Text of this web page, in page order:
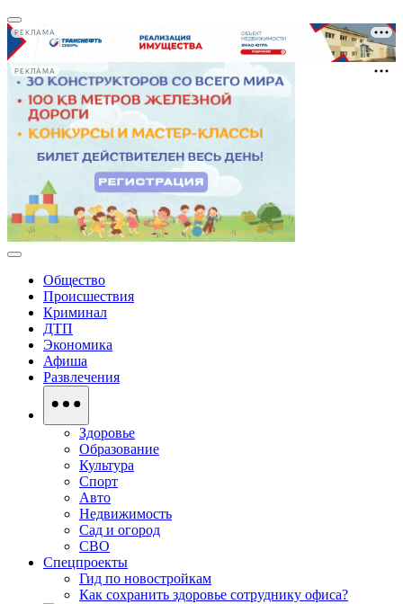
РЕКЛАМА
РЕКЛАМА
Общество
Происшествия
Криминал
ДТП
Экономика
Афиша
Развлечения
Здоровье
Образование
Культура
Спорт
Авто
Недвижимость
Сад и огород
СВО
Спецпроекты
Гид по новостройкам
Как сохранить здоровье сотруднику офиса?